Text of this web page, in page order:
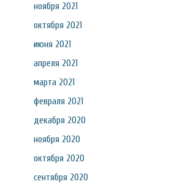
ноября 2021
октября 2021
июня 2021
апреля 2021
марта 2021
февраля 2021
декабря 2020
ноября 2020
октября 2020
сентября 2020